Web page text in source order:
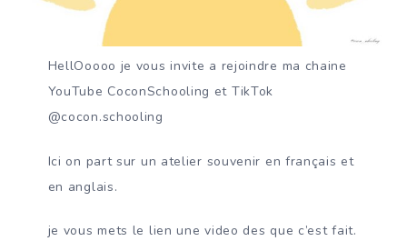
HellOoooo je vous invite a rejoindre ma chaine
YouTube CoconSchooling et TikTok
@cocon.schooling
Ici on part sur un atelier souvenir en français et
en anglais.
je vous mets le lien une video des que c’est fait.